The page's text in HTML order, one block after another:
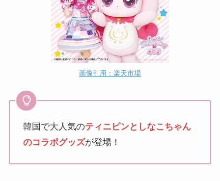
画像引用：楽天市場
韓国で大人気のティニピンとしなこちゃん
のコラボグッズが登場！